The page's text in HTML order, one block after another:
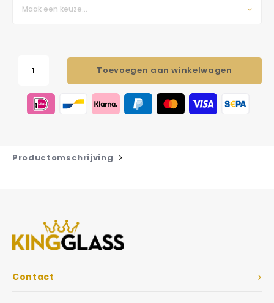
Maak een keuze...
Toevoegen aan winkelwagen
Productomschrijving
Contact